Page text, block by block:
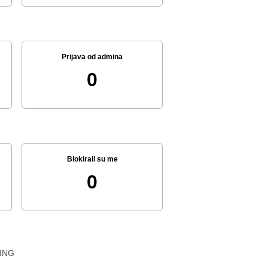
Prijava od admina
0
Blokirali su me
0